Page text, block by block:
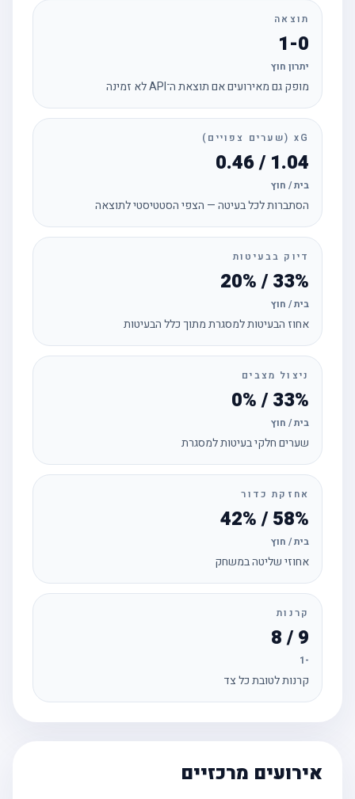
תוצאה
1-0
יתרון חוץ
מופק גם מאירועים אם תוצאת ה־API לא זמינה
xG (שערים צפויים)
1.04 / 0.46
בית / חוץ
הסתברות לכל בעיטה — הצפי הסטטיסטי לתוצאה
דיוק בבעיטות
33% / 20%
בית / חוץ
אחוז הבעיטות למסגרת מתוך כלל הבעיטות
ניצול מצבים
33% / 0%
בית / חוץ
שערים חלקי בעיטות למסגרת
אחזקת כדור
58% / 42%
בית / חוץ
אחוזי שליטה במשחק
קרנות
קרנות לטובת כל צד
אירועים מרכזיים